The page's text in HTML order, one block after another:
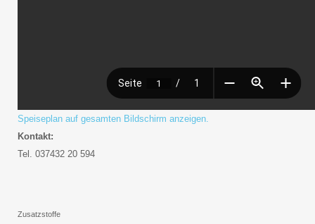
Speiseplan auf gesamten Bildschirm anzeigen.
Kontakt:
Tel. 037432 20 594
Zusatzstoffe